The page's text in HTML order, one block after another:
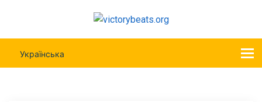
Українська